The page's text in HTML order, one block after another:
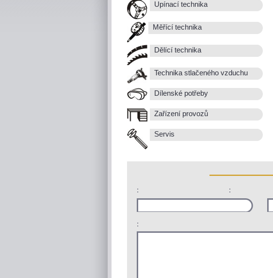
Upínací technika
Měřící technika
Dělící technika
Technika stlačeného vzduchu
Dílenské potřeby
Zařízení provozů
Servis
: :
: